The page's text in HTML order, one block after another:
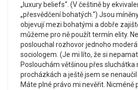
„luxury beliefs“. (V češtině by
„přesvědčení bohatých.“) Jsou
objevují mezi bohatými a dobře
můžeme pro ně použít termín elity.
poslouchal rozhovor jednoho
sociologem. (Je mi líto, že si
Poslouchám většinou přes sluchátka
procházkách a ještě jsem se
Máte plné právo mi nevěřit. Nicméně